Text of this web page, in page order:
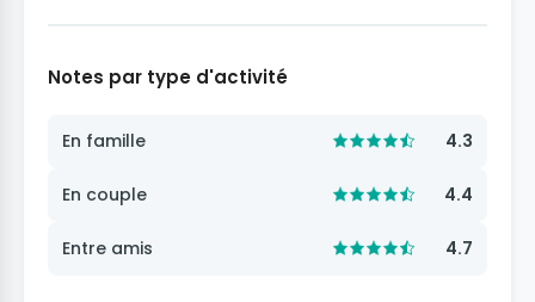
Notes par type d'activité
En famille 4.3
En couple 4.4
Entre amis 4.7